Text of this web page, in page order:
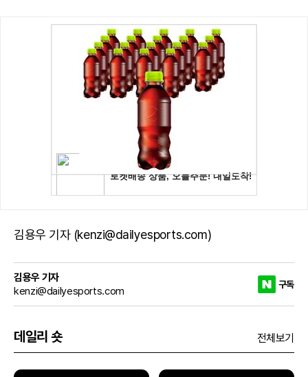
김용우 기자 (kenzi@dailyesports.com)
김용우 기자
kenzi@dailyesports.com
구독
데일리 숏 전체보기